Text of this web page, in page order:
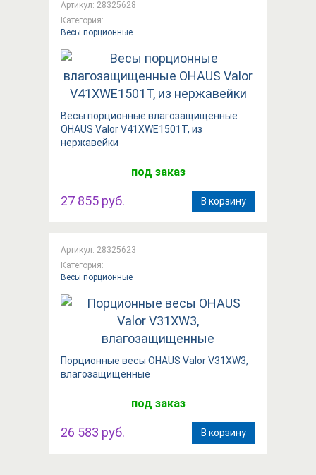
Артикул: 28325628
Категория:
Весы порционные
Весы порционные влагозащищенные
OHAUS Valor V41XWE1501T, из
нержавейки
под заказ
27 855 руб. В корзину
Артикул: 28325623
Категория:
Весы порционные
Порционные весы OHAUS Valor V31XW3,
влагозащищенные
под заказ
26 583 руб. В корзину